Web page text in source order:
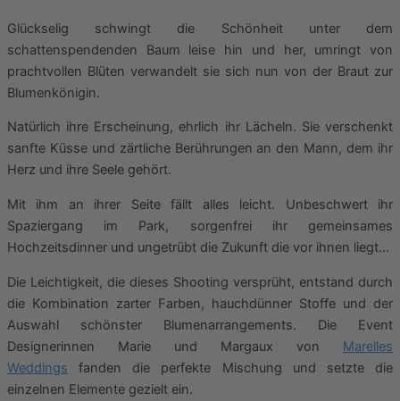
Glückselig schwingt die Schönheit unter dem
schattenspendenden Baum leise hin und her, umringt von
prachtvollen Blüten verwandelt sie sich nun von der Braut zur
Blumenkönigin.
Natürlich ihre Erscheinung, ehrlich ihr Lächeln. Sie verschenkt
sanfte Küsse und zärtliche Berührungen an den Mann, dem ihr
Herz und ihre Seele gehört.
Mit ihm an ihrer Seite fällt alles leicht. Unbeschwert ihr
Spaziergang im Park, sorgenfrei ihr gemeinsames
Hochzeitsdinner und ungetrübt die Zukunft die vor ihnen liegt…
Die Leichtigkeit, die dieses Shooting versprüht, entstand durch
die Kombination zarter Farben, hauchdünner Stoffe und der
Auswahl schönster Blumenarrangements. Die Event
Designerinnen Marie und Margaux von Marelles
Weddings fanden die perfekte Mischung und setzte die
einzelnen Elemente gezielt ein.